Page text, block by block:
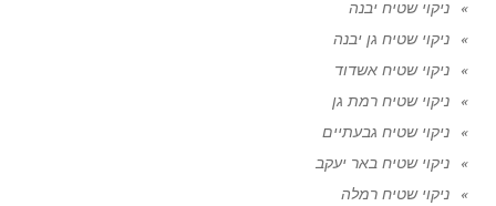
ניקוי שטיח יבנה
ניקוי שטיח גן יבנה
ניקוי שטיח אשדוד
ניקוי שטיח רמת גן
ניקוי שטיח גבעתיים
ניקוי שטיח באר יעקב
ניקוי שטיח רמלה